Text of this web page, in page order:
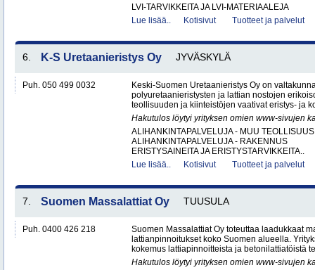
LVI-TARVIKKEITA JA LVI-MATERIAALEJA
Lue lisää..
Kotisivut Tuotteet ja palvelut
6. K-S Uretaanieristys Oy JYVÄSKYLÄ
Puh. 050 499 0032
Keski-Suomen Uretaanieristys Oy on
polyuretaanieristysten ja lattian nostojen
teollisuuden ja kiinteistöjen vaativat eristys- ja
Hakutulos löytyi yrityksen omien www-sivujen
ALIHANKINTAPALVELUJA - MUU TEOLLISUUS
ALIHANKINTAPALVELUJA - RAKENNUS
ERISTYSAINEITA JA ERISTYSTARVIKKEITA..
Lue lisää..
Kotisivut Tuotteet ja palvelut
7. Suomen Massalattiat Oy TUUSULA
Puh. 0400 426 218
Suomen Massalattiat Oy toteuttaa laadukkaat
lattianpinnoitukset koko Suomen alueella.
kokemus lattiapinnoitteista ja betonilattiatöistä
Hakutulos löytyi yrityksen omien www-sivujen